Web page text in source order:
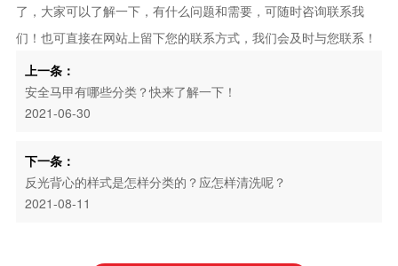
了，大家可以了解一下，有什么问题和需要，可随时咨询联系我
们！也可直接在网站上留下您的联系方式，我们会及时与您联系！
上一条：
安全马甲有哪些分类？快来了解一下！
2021-06-30
下一条：
反光背心的样式是怎样分类的？应怎样清洗呢？
2021-08-11